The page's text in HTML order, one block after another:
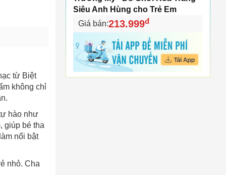
từ Biệt
không chỉ
hào như
giúp bé tha
nổi bật
nhỏ. Cha
Siêu Anh Hùng cho Trẻ Em
Giá bán:213.999đ